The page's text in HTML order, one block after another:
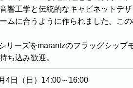
響工学と伝統的なキャビネットデ
ムに合うように作られました。こ
リーズをmarantzのフラッグシップ
ち込み歓迎。
4日（日）14:00～16:00